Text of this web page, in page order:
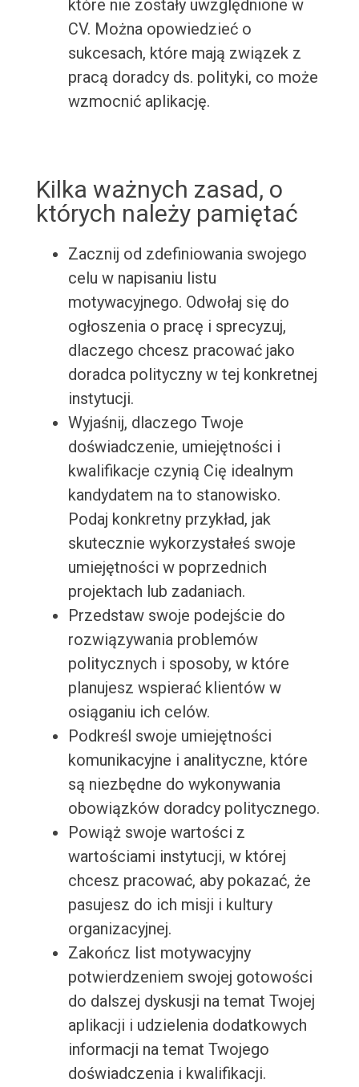
które nie zostały uwzględnione w
CV. Można opowiedzieć o
sukcesach, które mają związek z
pracą doradcy ds. polityki, co może
wzmocnić aplikację.
Kilka ważnych zasad, o
których należy pamiętać
Zacznij od zdefiniowania swojego
celu w napisaniu listu
motywacyjnego. Odwołaj się do
ogłoszenia o pracę i sprecyzuj,
dlaczego chcesz pracować jako
doradca polityczny w tej konkretnej
instytucji.
Wyjaśnij, dlaczego Twoje
doświadczenie, umiejętności i
kwalifikacje czynią Cię idealnym
kandydatem na to stanowisko.
Podaj konkretny przykład, jak
skutecznie wykorzystałeś swoje
umiejętności w poprzednich
projektach lub zadaniach.
Przedstaw swoje podejście do
rozwiązywania problemów
politycznych i sposoby, w które
planujesz wspierać klientów w
osiąganiu ich celów.
Podkreśl swoje umiejętności
komunikacyjne i analityczne, które
są niezbędne do wykonywania
obowiązków doradcy politycznego.
Powiąż swoje wartości z
wartościami instytucji, w której
chcesz pracować, aby pokazać, że
pasujesz do ich misji i kultury
organizacyjnej.
Zakończ list motywacyjny
potwierdzeniem swojej gotowości
do dalszej dyskusji na temat Twojej
aplikacji i udzielenia dodatkowych
informacji na temat Twojego
doświadczenia i kwalifikacji.